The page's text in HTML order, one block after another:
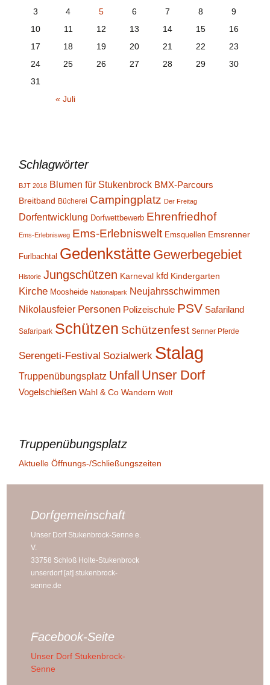
3
4 5 6 7 8
9
10
11 12 13 14 15
16
17
18 19 20 21 22
23
24
25 26 27 28 29
30
31
« Juli
Schlagwörter
BJT 2018 Blumen für Stukenbrock BMX-Parcours
Breitband Bücherei Campingplatz Der Freitag
Dorfentwicklung Dorfwettbewerb Ehrenfriedhof
Ems-Erlebnisweg Ems-Erlebniswelt Emsquellen Emsrenner
Furlbachtal Gedenkstätte Gewerbegebiet
Historie Jungschützen Karneval kfd Kindergarten
Kirche Moosheide Nationalpark Neujahrsschwimmen
Nikolausfeier Personen Polizeischule PSV Safariland
Safaripark Schützen Schützenfest Senner Pferde
Serengeti-Festival Sozialwerk Stalag
Truppenübungsplatz Unfall Unser Dorf
Vogelschießen Wahl & Co Wandern Wolf
Truppenübungsplatz
Aktuelle Öffnungs-/Schließungszeiten
Dorfgemeinschaft
Unser Dorf Stukenbrock-Senne e.
V.
33758 Schloß Holte-Stukenbrock
unserdorf [at] stukenbrock-
senne.de
Facebook-Seite
Unser Dorf Stukenbrock-
Senne